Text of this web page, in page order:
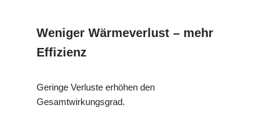
Weniger Wärmeverlust – mehr
Effizienz
Geringe Verluste erhöhen den
Gesamtwirkungsgrad.